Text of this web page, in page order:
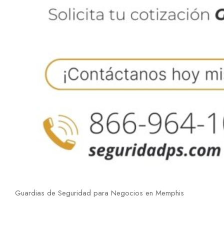
Guardias de Seguridad para Negocios en Memphis